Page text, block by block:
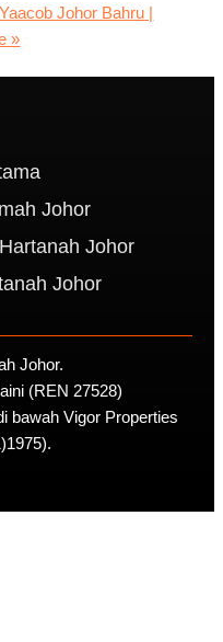
Johor Bahru |
»
Johor
Johor
Johor
Johor.
(REN 27528)
bawah Vigor Properties